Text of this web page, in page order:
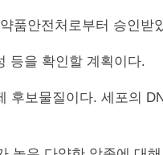
품안전처로부터 승인받
등을 확인할 계획이다.
후보물질이다. 세포의